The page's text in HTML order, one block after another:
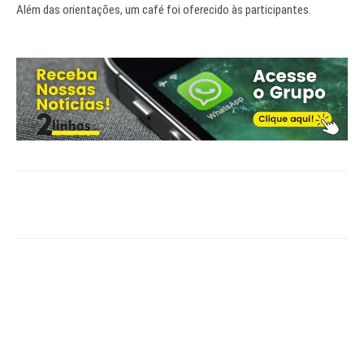
Além das orientações, um café foi oferecido às participantes.